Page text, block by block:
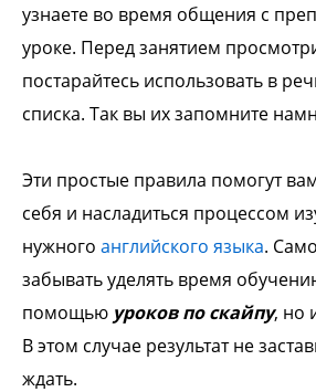
узнаете во время общения с
уроке. Перед занятием
постарайтесь использовать в
списка. Так вы их запомните
Эти простые правила помогут
себя и насладиться процессом
нужного английского языка.
забывать уделять время
помощью уроков по скайпу, но
В этом случае результат не
ждать.